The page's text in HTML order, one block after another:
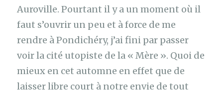
Auroville. Pourtant il y a un moment où il
faut s’ouvrir un peu et à force de me
rendre à Pondichéry, j’ai fini par passer
voir la cité utopiste de la « Mère ». Quoi de
mieux en cet automne en effet que de
laisser libre court à notre envie de tout